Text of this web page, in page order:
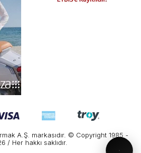
A.Ş. markasıdır. © Copyright 1985 -
/ Her hakkı saklıdır.